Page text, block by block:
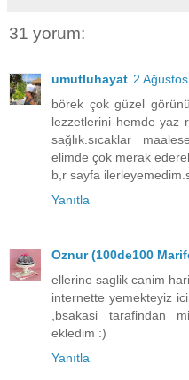
31 yorum:
umutluhayat 2
börek çok güzel
lezzetlerini hemde yaz
sağlık.sıcaklar
elimde çok merak
b,r sayfa
Yanıtla
Oznur (100de100
ellerine saglik canim
internette yemekteyiz
,bsakasi tarafindan
ekledim :)
Yanıtla